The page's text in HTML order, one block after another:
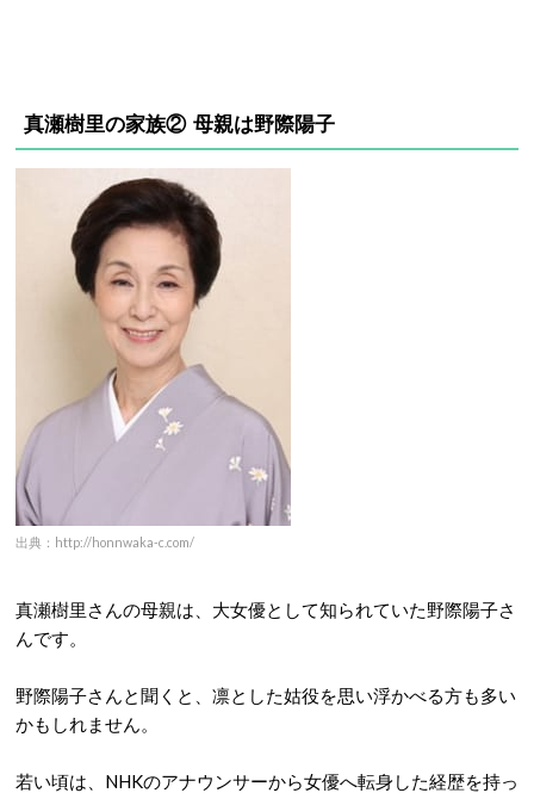
真瀬樹里の家族② 母親は野際陽子
出典：http://honnwaka-c.com/
真瀬樹里さんの母親は、大女優として知られていた野際陽子さ
んです。
野際陽子さんと聞くと、凛とした姑役を思い浮かべる方も多い
かもしれません。
若い頃は、NHKのアナウンサーから女優へ転身した経歴を持っ